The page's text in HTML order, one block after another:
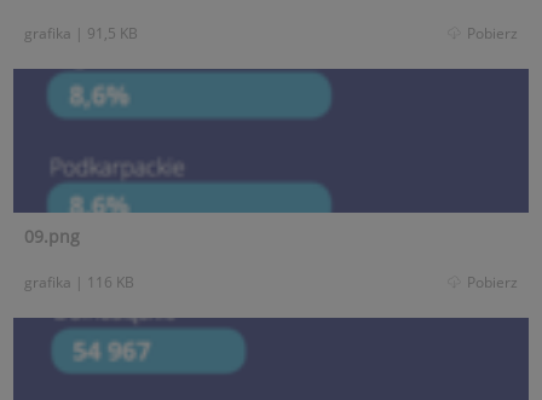
grafika | 91,5 KB Pobierz
09.png
grafika | 116 KB Pobierz